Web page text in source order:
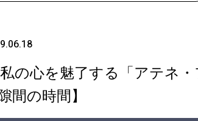
の心を魅了する「アテネ
間の時間】